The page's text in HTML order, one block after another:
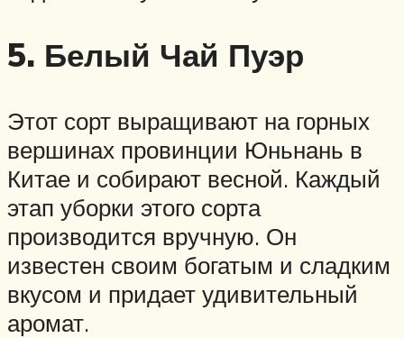
5. Белый Чай Пуэр
Этот сорт выращивают на горных
вершинах провинции Юньнань в
Китае и собирают весной. Каждый
этап уборки этого сорта
производится вручную. Он
известен своим богатым и сладким
вкусом и придает удивительный
аромат.